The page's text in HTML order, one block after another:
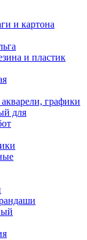
и картона
и пластик
графики
для